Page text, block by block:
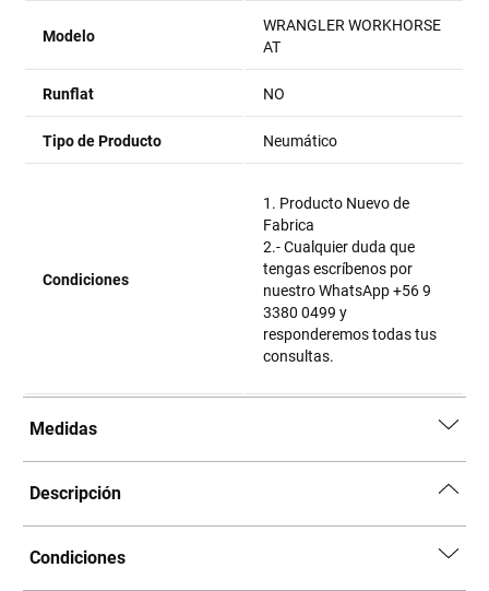
Modelo
WRANGLER WORKHORSE
AT
Runflat NO
Tipo de Producto Neumático
Condiciones
1. Producto Nuevo de
Fabrica
2.- Cualquier duda que
tengas escríbenos por
nuestro WhatsApp +56 9
3380 0499 y
responderemos todas tus
consultas.
Medidas
Descripción
Condiciones